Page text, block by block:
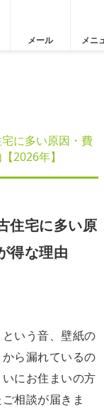
メール メニ
に多い原因・費
2026年】
住宅に多い原
得な理由
いう音、壁紙の
ら漏れているの
にお住まいの方
相談が届きま